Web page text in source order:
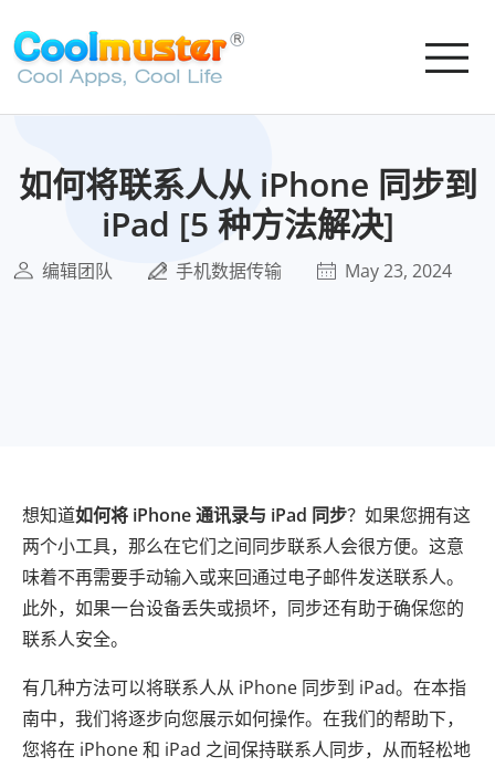
如何将联系人从 iPhone 同步到
iPad [5 种方法解决]
编辑团队 手机数据传输 May 23, 2024
想知道如何将 iPhone 通讯录与 iPad 同步？如果您拥有这
两个小工具，那么在它们之间同步联系人会很方便。这意
味着不再需要手动输入或来回通过电子邮件发送联系人。
此外，如果一台设备丢失或损坏，同步还有助于确保您的
联系人安全。
有几种方法可以将联系人从 iPhone 同步到 iPad。在本指
南中，我们将逐步向您展示如何操作。在我们的帮助下，
您将在 iPhone 和 iPad 之间保持联系人同步，从而轻松地